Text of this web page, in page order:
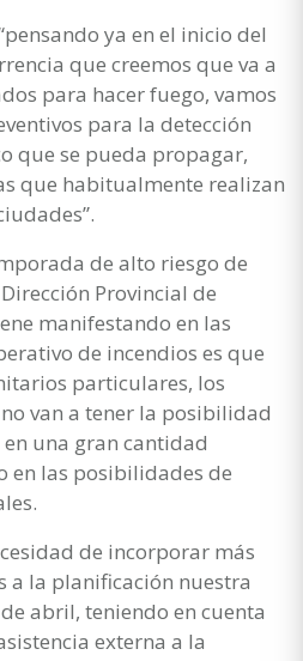
ya en el inicio del
que creemos que va a
para hacer fuego, vamos
para la detección
que se pueda propagar,
que habitualmente realizan
de alto riesgo de
Provincial de
manifestando en las
de incendios es que
particulares, los
van a tener la posibilidad
una gran cantidad
en las posibilidades de
de incorporar más
a la planificación nuestra
abril, teniendo en cuenta
externa a la